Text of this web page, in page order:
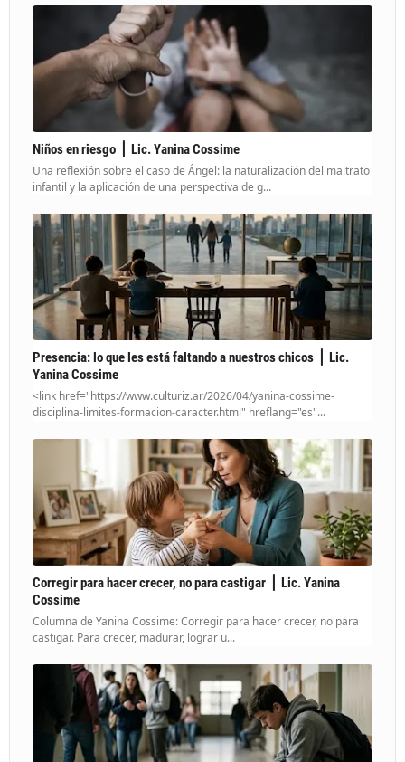
Niños en riesgo ⎪ Lic. Yanina Cossime
Una reflexión sobre el caso de Ángel: la naturalización del maltrato
infantil y la aplicación de una perspectiva de g...
Presencia: lo que les está faltando a nuestros chicos ⎪ Lic.
Yanina Cossime
<link href="https://www.culturiz.ar/2026/04/yanina-cossime-
disciplina-limites-formacion-caracter.html" hreflang="es"...
Corregir para hacer crecer, no para castigar ⎪ Lic. Yanina
Cossime
Columna de Yanina Cossime: Corregir para hacer crecer, no para
castigar. Para crecer, madurar, lograr u...